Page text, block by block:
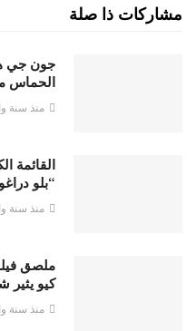
مشاركات ذا صلة
جون جي
الحماس
منذ سنة
القائمة
“بلو
منذ سنة
ملصق
كيو يثير
منذ سنة